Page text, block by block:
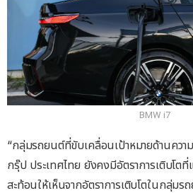
BMW i7
“กลุ่มรถยนต์ที่ขับเคลื่อนเป้าหมายด้านคว
กรุ๊ป ประเทศไทย ยังคงมีอัตราการเติบโต
สะท้อนให้เห็นจากอัตราการเติบโตในกลุ่ม